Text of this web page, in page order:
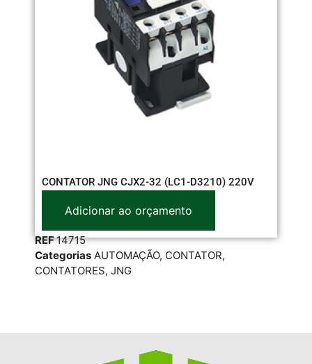
CONTATOR JNG CJX2-32 (LC1-D3210) 220V
Adicionar ao orçamento
REF14715
Categorias AUTOMAÇÃO, CONTATOR,
CONTATORES, JNG